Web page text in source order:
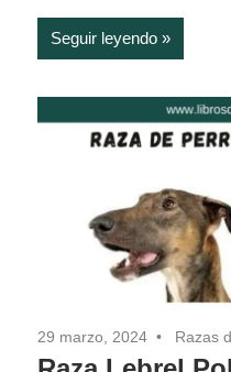
Seguir leyendo
29 marzo, 2024 Razas